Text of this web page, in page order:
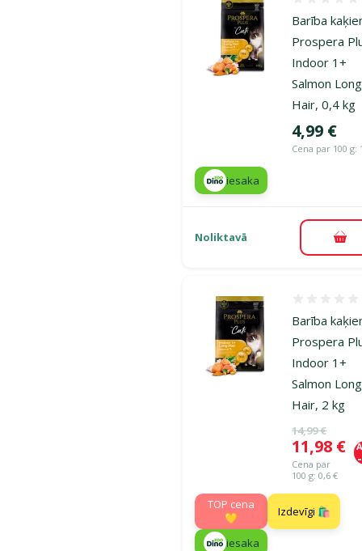
Barība
Prospera
Indoor 1+
Salmon Long
Hair, 0,4 kg
Cena
4,99 €
Cena par 100 g:
iesaka
Noliktavā
Barība
Prospera
Indoor 1+
Salmon Long
Hair, 2 kg
Oriģinālā
14,99 €
Cena
11,98 €
Cena par
100 g: 0,6 €
TOP cena
💛
Izdevīgi 🛍️
iesaka